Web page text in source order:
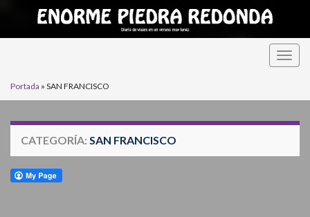
Portada » SAN FRANCISCO
CATEGORÍA: SAN FRANCISCO